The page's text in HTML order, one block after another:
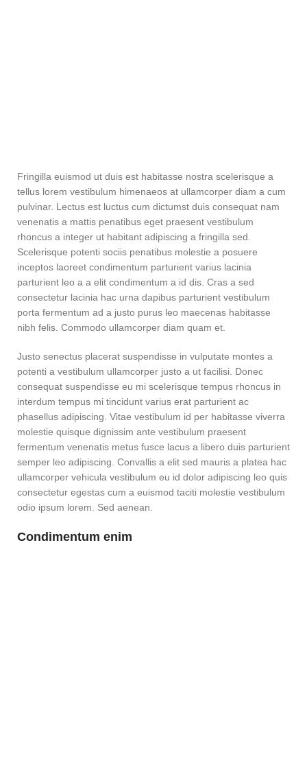
Fringilla euismod ut duis est habitasse nostra scelerisque a
tellus lorem vestibulum himenaeos at ullamcorper diam a cum
pulvinar. Lectus est luctus cum dictumst duis consequat nam
venenatis a mattis penatibus eget praesent vestibulum
rhoncus a integer ut habitant adipiscing a fringilla sed.
Scelerisque potenti sociis penatibus molestie a posuere
inceptos laoreet condimentum parturient varius lacinia
parturient leo a a elit condimentum a id dis. Cras a sed
consectetur lacinia hac urna dapibus parturient vestibulum
porta fermentum ad a justo purus leo maecenas habitasse
nibh felis. Commodo ullamcorper diam quam et.
Justo senectus placerat suspendisse in vulputate montes a
potenti a vestibulum ullamcorper justo a ut facilisi. Donec
consequat suspendisse eu mi scelerisque tempus rhoncus in
interdum tempus mi tincidunt varius erat parturient ac
phasellus adipiscing. Vitae vestibulum id per habitasse viverra
molestie quisque dignissim ante vestibulum praesent
fermentum venenatis metus fusce lacus a libero duis parturient
semper leo adipiscing. Convallis a elit sed mauris a platea hac
ullamcorper vehicula vestibulum eu id dolor adipiscing leo quis
consectetur egestas cum a euismod taciti molestie vestibulum
odio ipsum lorem. Sed aenean.
Condimentum enim